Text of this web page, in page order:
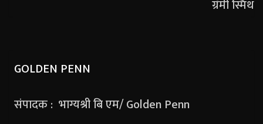
GOLDEN PENN
संपादक : भाग्यश्री बि एम/ Golden Penn